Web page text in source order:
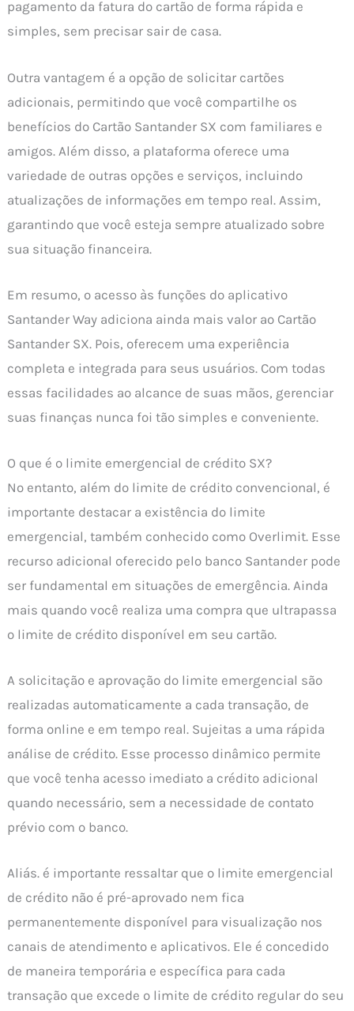
pagamento da fatura do cartão de forma rápida e
simples, sem precisar sair de casa.
Outra vantagem é a opção de solicitar cartões
adicionais, permitindo que você compartilhe os
benefícios do Cartão Santander SX com familiares e
amigos. Além disso, a plataforma oferece uma
variedade de outras opções e serviços, incluindo
atualizações de informações em tempo real. Assim,
garantindo que você esteja sempre atualizado sobre
sua situação financeira.
Em resumo, o acesso às funções do aplicativo
Santander Way adiciona ainda mais valor ao Cartão
Santander SX. Pois, oferecem uma experiência
completa e integrada para seus usuários. Com todas
essas facilidades ao alcance de suas mãos, gerenciar
suas finanças nunca foi tão simples e conveniente.
O que é o limite emergencial de crédito SX?
No entanto, além do limite de crédito convencional, é
importante destacar a existência do limite
emergencial, também conhecido como Overlimit. Esse
recurso adicional oferecido pelo banco Santander pode
ser fundamental em situações de emergência. Ainda
mais quando você realiza uma compra que ultrapassa
o limite de crédito disponível em seu cartão.
A solicitação e aprovação do limite emergencial são
realizadas automaticamente a cada transação, de
forma online e em tempo real. Sujeitas a uma rápida
análise de crédito. Esse processo dinâmico permite
que você tenha acesso imediato a crédito adicional
quando necessário, sem a necessidade de contato
prévio com o banco.
Aliás. é importante ressaltar que o limite emergencial
de crédito não é pré-aprovado nem fica
permanentemente disponível para visualização nos
canais de atendimento e aplicativos. Ele é concedido
de maneira temporária e específica para cada
transação que excede o limite de crédito regular do seu